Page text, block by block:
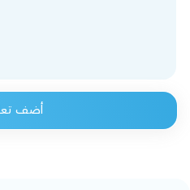
أضف